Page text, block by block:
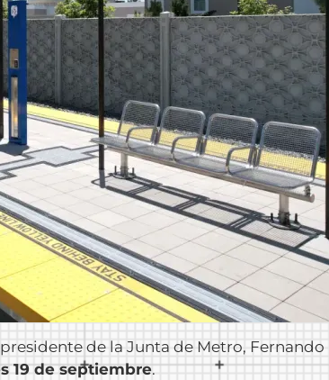
de la Junta de Metro,
19 de septiembre.